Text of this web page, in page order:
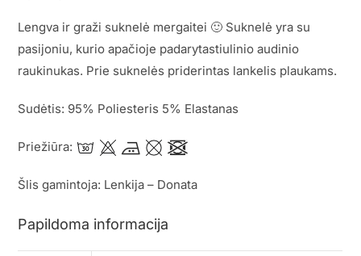
Lengva ir graži suknelė mergaitei 🙂 Suknelė yra su
pasijoniu, kurio apačioje padarytastiulinio audinio
raukinukas. Prie suknelės priderintas lankelis plaukams.
Sudėtis: 95% Poliesteris 5% Elastanas
Priežiūra:
Šlis gamintoja: Lenkija – Donata
Papildoma informacija